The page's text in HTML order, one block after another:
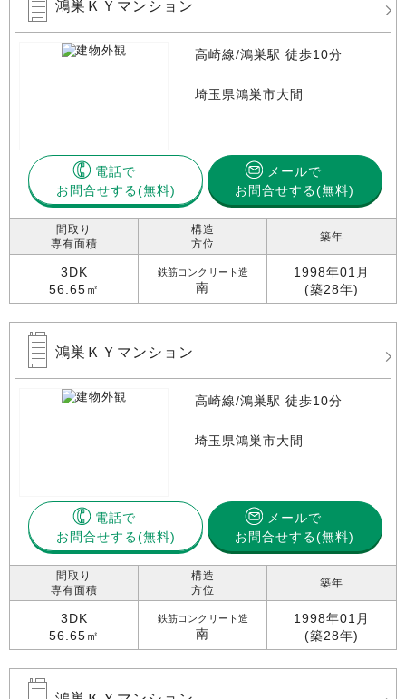
鴻巣ＫＹマンション
高崎線/鴻巣駅 徒歩10分
埼玉県鴻巣市大間
電話で
お問合せする
メールで
お問合せする(無料)
間取り
専有面積
3DK
56.65㎡
構造
方位
鉄筋コンクリート造
南
築年
1998年01月
(築28年)
鴻巣ＫＹマンション
高崎線/鴻巣駅 徒歩10分
埼玉県鴻巣市大間
電話で
お問合せする
メールで
お問合せする(無料)
間取り
専有面積
3DK
56.65㎡
構造
方位
鉄筋コンクリート造
南
築年
1998年01月
(築28年)